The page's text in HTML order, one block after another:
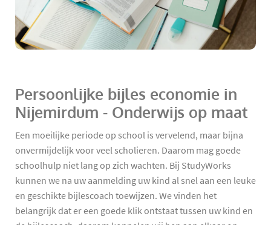
Persoonlijke bijles economie in
Nijemirdum - Onderwijs op maat
Een moeilijke periode op school is vervelend, maar bijna
onvermijdelijk voor veel scholieren. Daarom mag goede
schoolhulp niet lang op zich wachten. Bij StudyWorks
kunnen we na uw aanmelding uw kind al snel aan een leuke
en geschikte bijlescoach toewijzen. We vinden het
belangrijk dat er een goede klik ontstaat tussen uw kind en